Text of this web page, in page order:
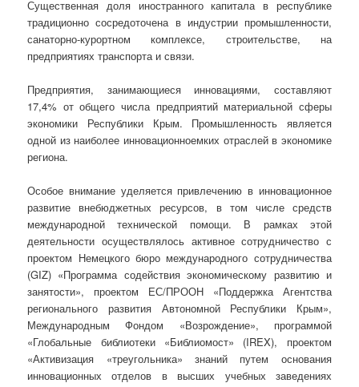
Существенная доля иностранного капитала в республике
традиционно сосредоточена в индустрии промышленности,
санаторно-курортном комплексе, строительстве, на
предприятиях транспорта и связи.
Предприятия, занимающиеся инновациями, составляют
17,4% от общего числа предприятий материальной сферы
экономики Республики Крым. Промышленность является
одной из наиболее инновационноемких отраслей в экономике
региона.
Особое внимание уделяется привлечению в инновационное
развитие внебюджетных ресурсов, в том числе средств
международной технической помощи. В рамках этой
деятельности осуществлялось активное сотрудничество с
проектом Немецкого бюро международного сотрудничества
(GIZ) «Программа содействия экономическому развитию и
занятости», проектом ЕС/ПРООН «Поддержка Агентства
регионального развития Автономной Республики Крым»,
Международным Фондом «Возрождение», программой
«Глобальные библиотеки «Библиомост» (IREX), проектом
«Активизация «треугольника» знаний путем основания
инновационных отделов в высших учебных заведениях